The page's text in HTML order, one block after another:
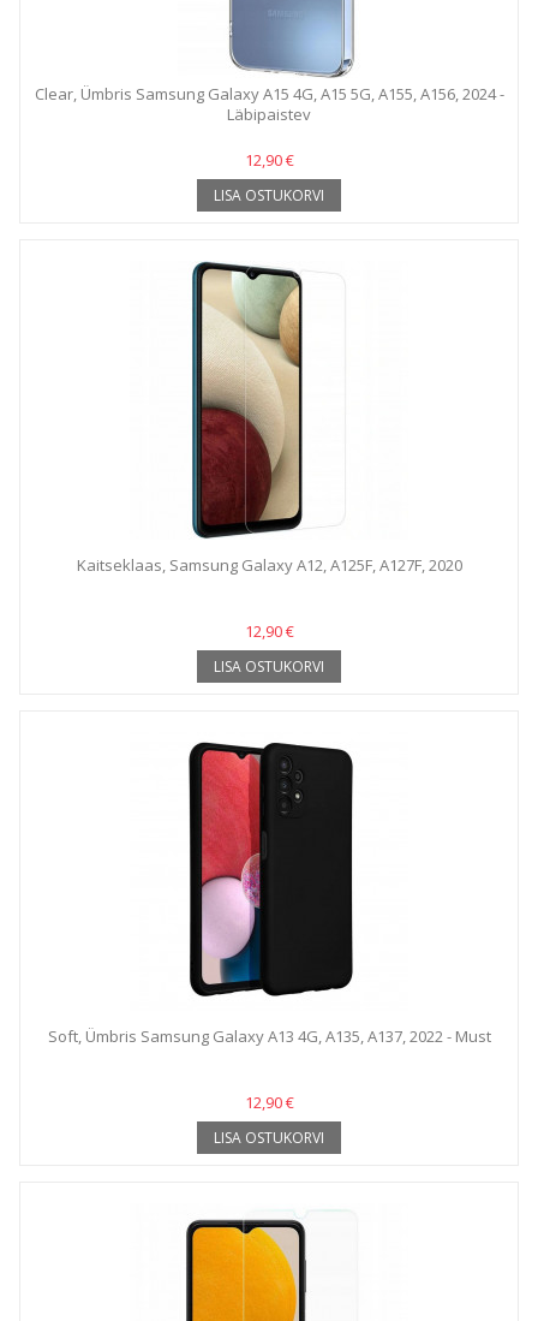
Clear, Ümbris Samsung Galaxy A15 4G, A15 5G, A155, A156, 2024 -
Läbipaistev
12,90 €
LISA OSTUKORVI
Kaitseklaas, Samsung Galaxy A12, A125F, A127F, 2020
12,90 €
LISA OSTUKORVI
Soft, Ümbris Samsung Galaxy A13 4G, A135, A137, 2022 - Must
12,90 €
LISA OSTUKORVI